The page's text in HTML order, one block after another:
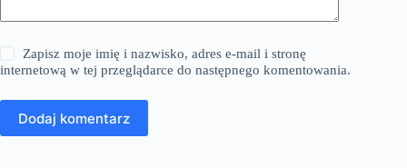
Zapisz moje imię i nazwisko, adres e-mail i stronę
internetową w tej przeglądarce do następnego komentowania.
Dodaj komentarz